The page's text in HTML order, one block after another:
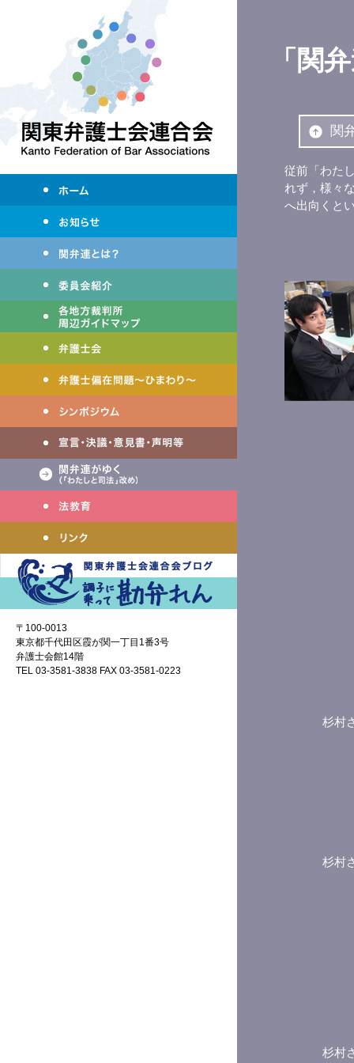
〒100-0013
東京都千代田区霞が関一丁目1番3号
弁護士会館14階
TEL 03-3581-3838 FAX 03-3581-0223
「関
関
従前「わた
れず，様々
へ出向くと
杉村
杉村
杉村